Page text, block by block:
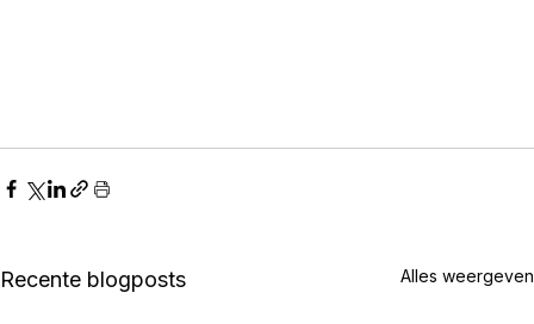
Recente blogposts Alles weergeven